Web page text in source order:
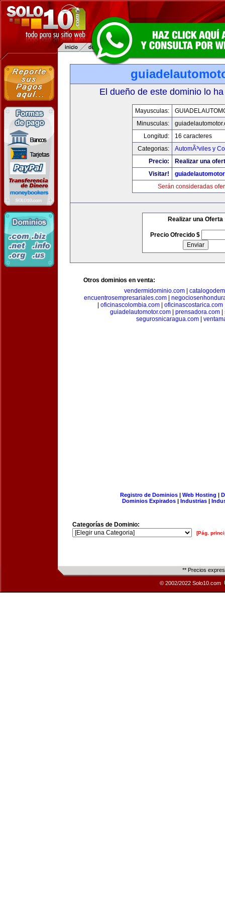
El dueño de este dominio lo
Mayusculas:
Minusculas:
Longitud:
16 caracteres
Categorias:
AutomÃ³viles y
Precio:
Realizar una
Visitar!
Serán consideradas
Realizar una Oferta
Precio Ofrecido $
Otros dominios en venta:
vendermidominio.com|
encuentrosempresariales.com|
oficinascolombia.com| oficinascostarica.com
guiadelautomotor.com
prensadora.com
segurosnicaragua.com
Registro de Dominios| Web Hosting |
Dominios Expirados | Industrias |
Categorías de Dominio:
[Pág.
** Precios
© 2002/2022 Solo10.com